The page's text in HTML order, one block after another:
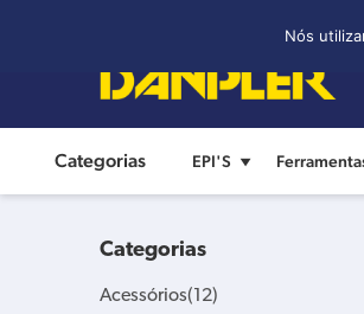
Categorias EPI'S
Categorias
Acessórios(12)
Nós